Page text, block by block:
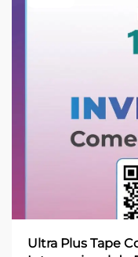
Ultra Plus Tape